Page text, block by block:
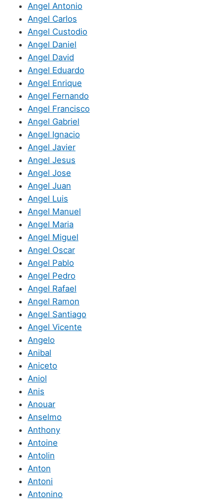
Angel Antonio
Angel Carlos
Angel Custodio
Angel Daniel
Angel David
Angel Eduardo
Angel Enrique
Angel Fernando
Angel Francisco
Angel Gabriel
Angel Ignacio
Angel Javier
Angel Jesus
Angel Jose
Angel Juan
Angel Luis
Angel Manuel
Angel Maria
Angel Miguel
Angel Oscar
Angel Pablo
Angel Pedro
Angel Rafael
Angel Ramon
Angel Santiago
Angel Vicente
Angelo
Anibal
Aniceto
Aniol
Anis
Anouar
Anselmo
Anthony
Antoine
Antolin
Anton
Antoni
Antonino